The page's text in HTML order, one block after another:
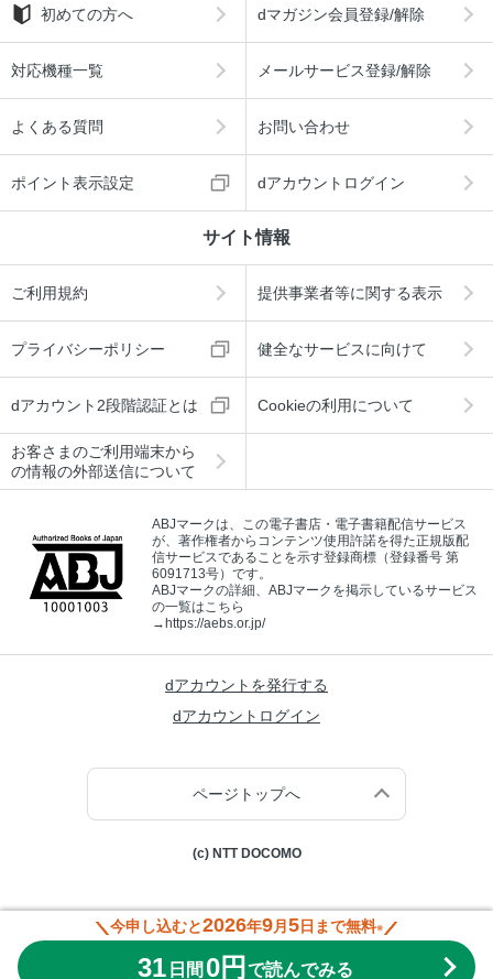
初めての方へ dマガジン会員登録/解除
対応機種一覧 メールサービス登録/解除
よくある質問 お問い合わせ
ポイント表示設定 dアカウントログイン
サイト情報
ご利用規約 提供事業者等に関する表示
プライバシーポリシー 健全なサービスに向けて
dアカウント2段階認証とは Cookieの利用について
お客さまのご利用端末から
の情報の外部送信について
ABJマークは、この電子書店・電子書籍配信サービス
が、著作権者からコンテンツ使用許諾を得た正規版配
信サービスであることを示す登録商標（登録番号 第
6091713号）です。
ABJマークの詳細、ABJマークを掲示しているサービス
の一覧はこちら
→https://aebs.or.jp/
dアカウントを発行する
dアカウントログイン
ページトップへ
(c) NTT DOCOMO
今申し込むと2026年9月 5日まで無料※
31 日間 0円 で読んでみる